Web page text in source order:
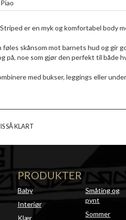
er en myk og komfortabel body
skånsom mot barnets hud og gir
på, noe som gjør den perfekt til både
med bukser, leggings eller
SÅ KLART
PRODUKTER
Baby
Interiør
Klær
Småting og
pynt
Sommer